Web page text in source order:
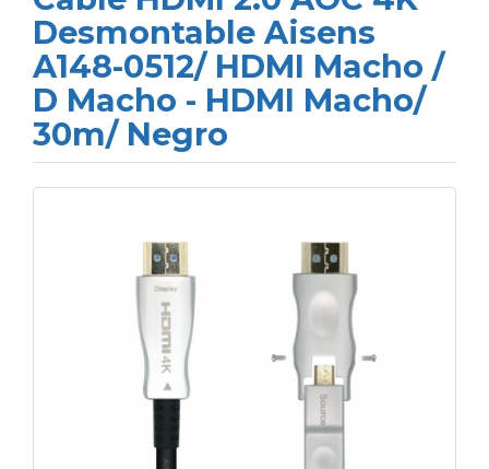
Desmontable Aisens
A148-0512/ HDMI Macho /
D Macho - HDMI Macho/
30m/ Negro